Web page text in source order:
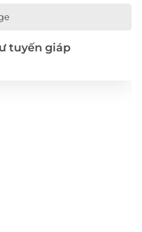
tuyến giáp